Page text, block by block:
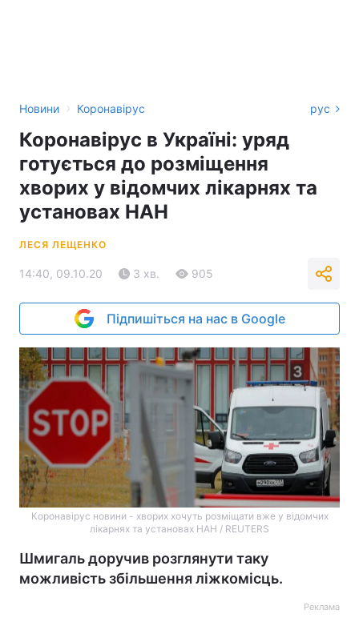
Новини › Коронавірус рус
Коронавірус в Україні: уряд
готується до розміщення
хворих у відомчих лікарнях та
установах НАН
ЛЕСЯ ЛЕЩЕНКО
14:40, 09.10.20 3 хв. 905
Підпишіться на нас в Google
Коронавірус новини - хворих хочуть розміщати вже у відомчих
лікарнях та установах НАН / REUTERS
Шмигаль доручив розглянути таку
можливість збільшення ліжкомісць.
Реклама